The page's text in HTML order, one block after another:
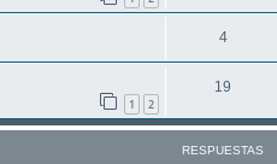
e
4R
e
p
1 2
19
e
s
RESPUESTAS